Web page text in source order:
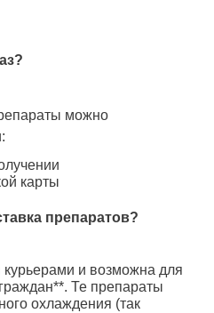
можно
карты
препаратов?
курьерами и возможна для
Те препараты
охлаждения (так